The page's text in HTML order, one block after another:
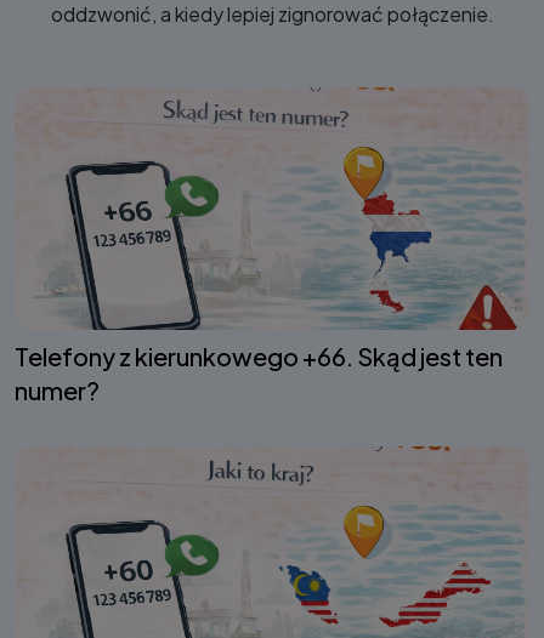
oddzwonić, a kiedy lepiej zignorować połączenie.
Telefony z kierunkowego +66. Skąd jest ten
numer?